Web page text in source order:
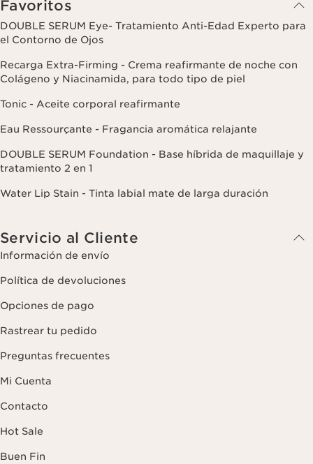
Favoritos
DOUBLE SERUM Eye- Tratamiento Anti-Edad Experto para
el Contorno de Ojos
Recarga Extra-Firming - Crema reafirmante de noche con
Colágeno y Niacinamida, para todo tipo de piel
Tonic - Aceite corporal reafirmante
Eau Ressourçante - Fragancia aromática relajante
DOUBLE SERUM Foundation - Base híbrida de maquillaje y
tratamiento 2 en 1
Water Lip Stain - Tinta labial mate de larga duración
Servicio al Cliente
Información de envío
Política de devoluciones
Opciones de pago
Rastrear tu pedido
Preguntas frecuentes
Mi Cuenta
Contacto
Hot Sale
Buen Fin